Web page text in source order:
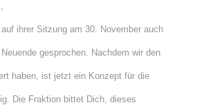
ihrer Sitzung am 30. November auch
gesprochen. Nachdem wir den
haben, ist jetzt ein Konzept für die
Die Fraktion bittet Dich, dieses